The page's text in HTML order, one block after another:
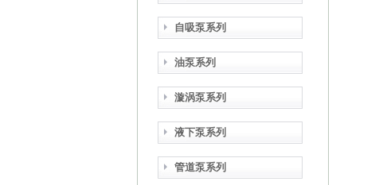
自吸泵系列
油泵系列
漩涡泵系列
液下泵系列
管道泵系列